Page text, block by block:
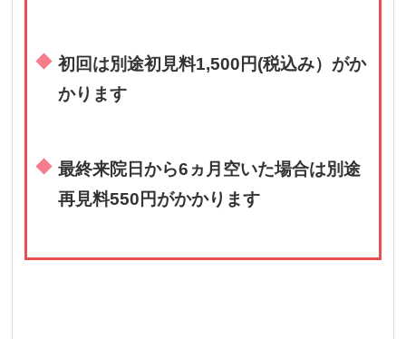
初回は別途初見料1,500円(税込み）がか
かります
最終来院日から6ヵ月空いた場合は別途
再見料550円がかかります